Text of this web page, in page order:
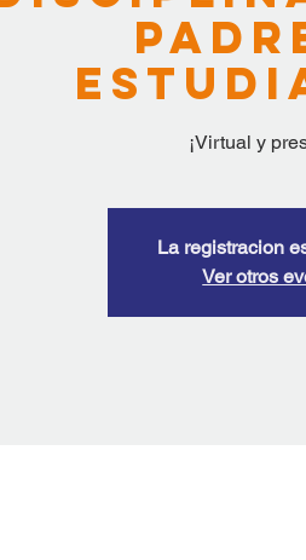
¡Virtual y
La registracion
Ver otros